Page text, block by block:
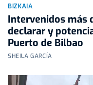
BIZKAIA
Intervenidos más
declarar y
Puerto de Bilbao
SHEILA GARCÍA